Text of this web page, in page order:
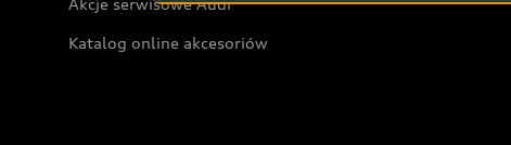
Akcje serwisowe Audi
Katalog online akcesoriów